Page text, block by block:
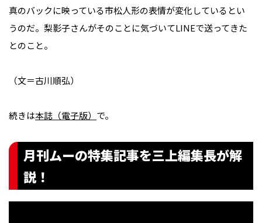
真のバックに映っている市松人形の表情が変化しているとい
うのだ。梨影子さんがそのことに気づいてLINEで送ってきた
とのこと。
（文＝古川順弘）
続きは本誌（電子版） で。
月刊ムーの特集記事を三上編集長が解
説！